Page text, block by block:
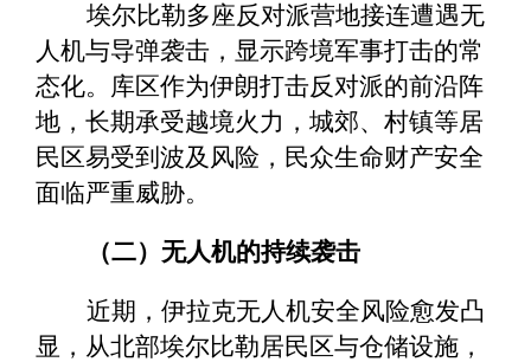
埃尔比勒多座反对派营地接连遭遇无
人机与导弹袭击，显示跨境军事打击的常
态化。库区作为伊朗打击反对派的前沿阵
地，长期承受越境火力，城郊、村镇等居
民区易受到波及风险，民众生命财产安全
面临严重威胁。
（二）无人机的持续袭击
近期，伊拉克无人机安全风险愈发凸
显，从北部埃尔比勒居民区与仓储设施，